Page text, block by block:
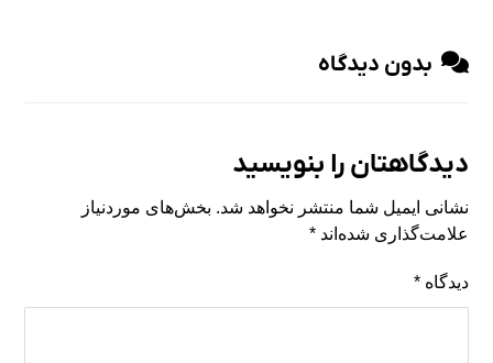
بدون دیدگاه
دیدگاهتان را بنویسید
نشانی ایمیل شما منتشر نخواهد شد. بخش‌های موردنیاز
علامت‌گذاری شده‌اند*
دیدگاه*